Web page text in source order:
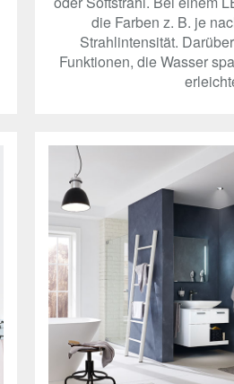
die Farben z. B. je
Strahlintensität.
Funktionen, die Wasser